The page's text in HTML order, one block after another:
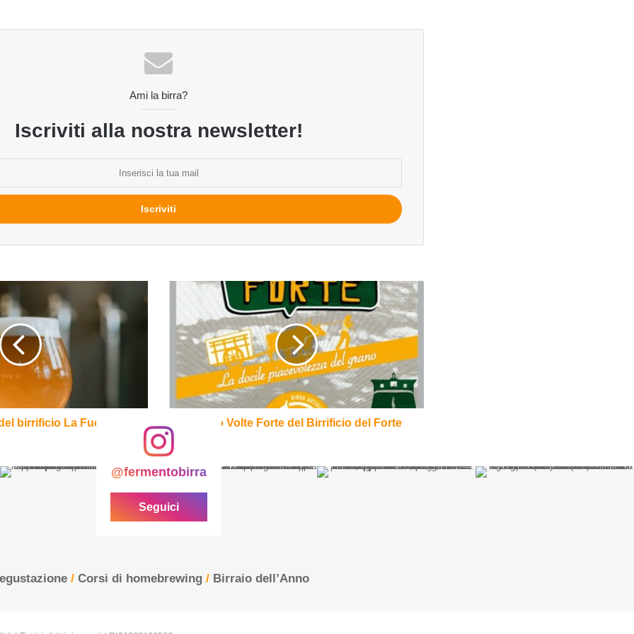
Ami la birra?
Iscriviti alla nostra newsletter!
birrificio La Fucina
del
Birrificio
del
Forte
Cento Volte Forte del Birrificio del Forte
@fermentobirra
Seguici
/ Corsi di homebrewing / Birraio dell’Anno